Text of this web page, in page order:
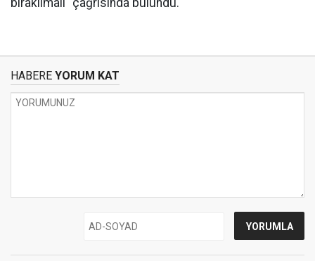
bırakılmalı" çağrısında bulundu.
HABERE YORUM KAT